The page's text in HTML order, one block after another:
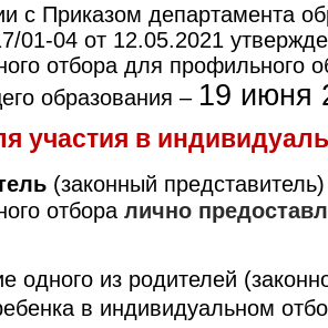
с Приказом департамента
01-04 от 12.05.2021
отбора для профильного
образования – 19 июня
участия в
(законный
отбора лично
одного из родителей
в индивидуальном